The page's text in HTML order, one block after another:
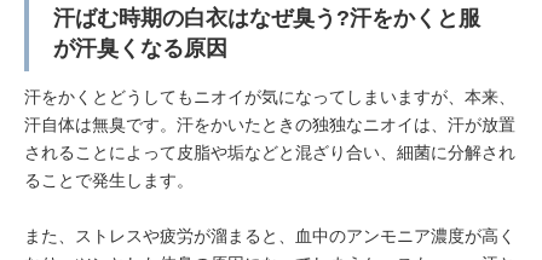
汗ばむ時期の白衣はなぜ臭う?汗をかくと服
が汗臭くなる原因
汗をかくとどうしてもニオイが気になってしまいますが、本来、
汗自体は無臭です。汗をかいたときの独独なニオイは、汗が放置
されることによって皮脂や垢などと混ざり合い、細菌に分解され
ることで発生します。
また、ストレスや疲労が溜まると、血中のアンモニア濃度が高く